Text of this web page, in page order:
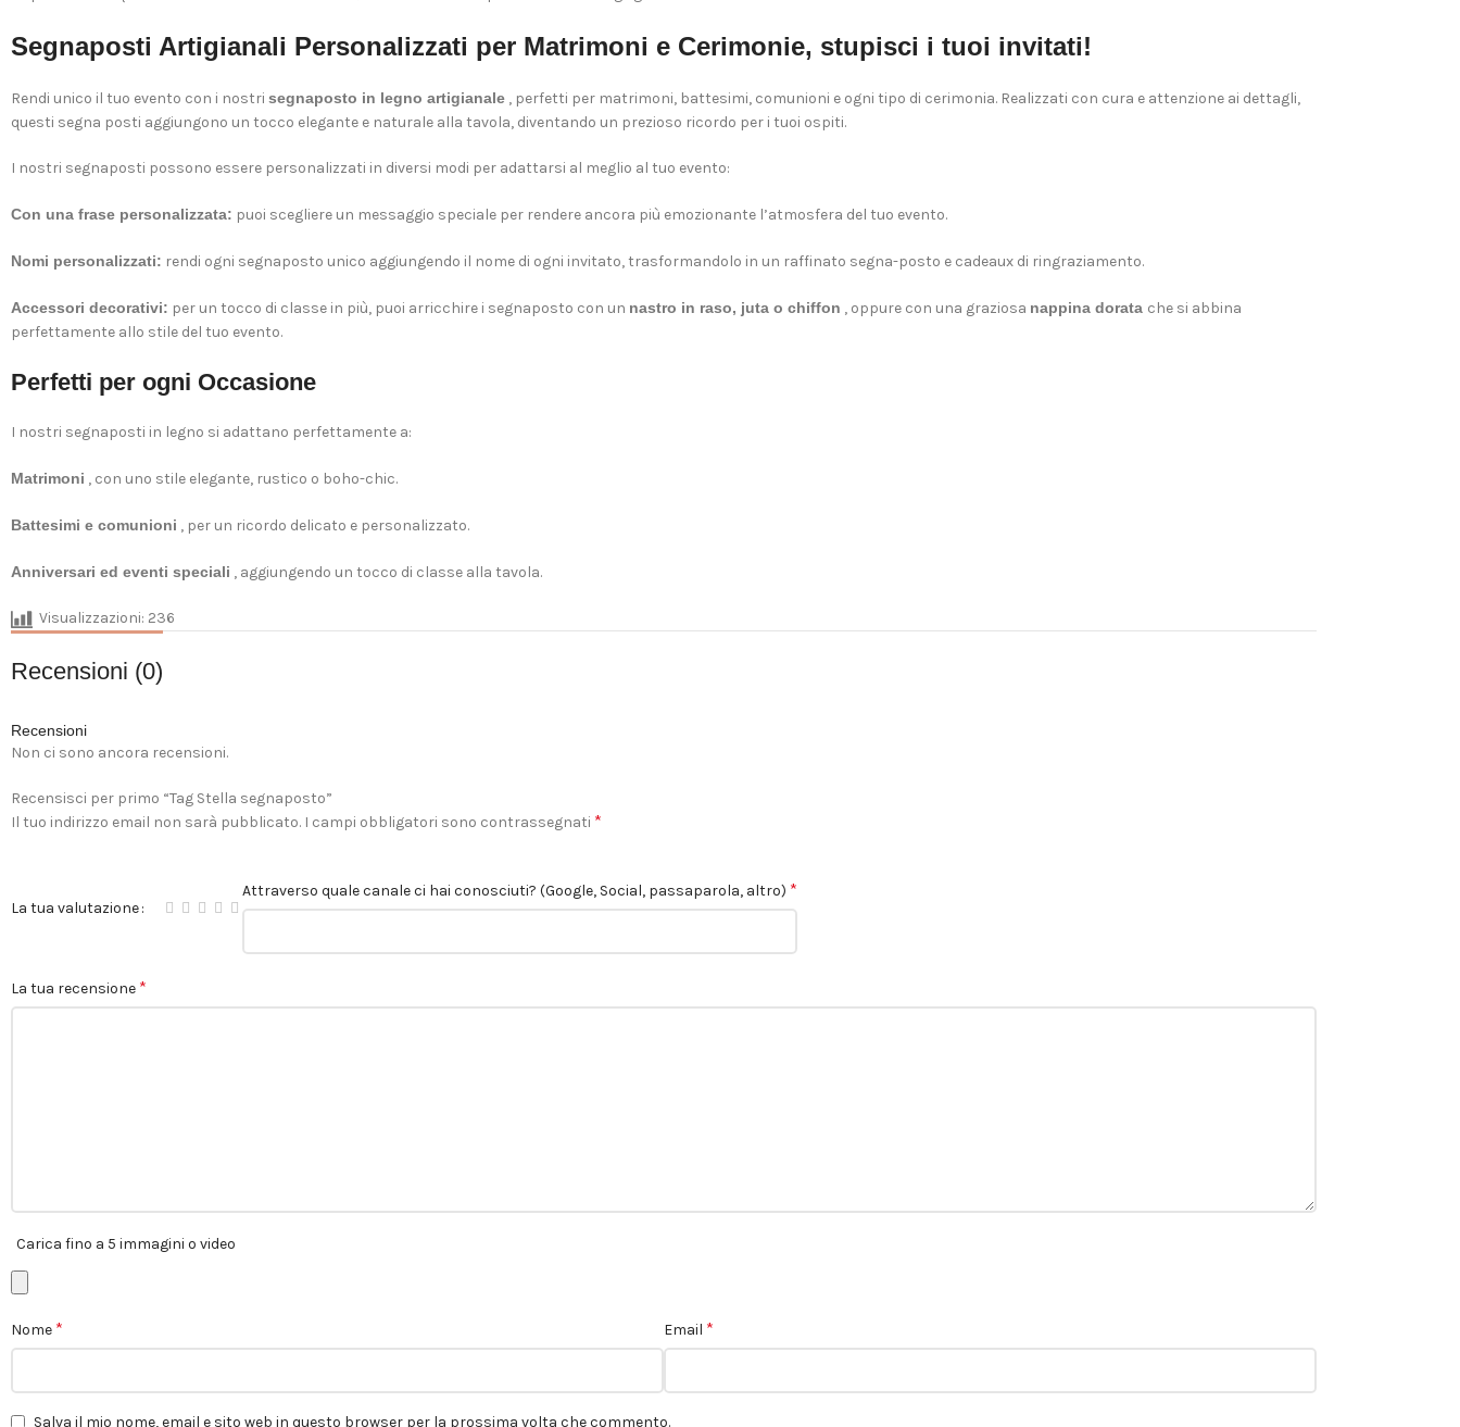
Segnaposti Artigianali Personalizzati per Matrimoni e Cerimonie, stupisci i tuoi invitati!
Rendi unico il tuo evento con i nostri segnaposto in legno artigianale , perfetti per matrimoni, battesimi, comunioni e ogni tipo di cerimonia. Realizzati con cura e attenzione ai dettagli,
questi segna posti aggiungono un tocco elegante e naturale alla tavola, diventando un prezioso ricordo per i tuoi ospiti.
I nostri segnaposti possono essere personalizzati in diversi modi per adattarsi al meglio al tuo evento:
Con una frase personalizzata: puoi scegliere un messaggio speciale per rendere ancora più emozionante l’atmosfera del tuo evento.
Nomi personalizzati: rendi ogni segnaposto unico aggiungendo il nome di ogni invitato, trasformandolo in un raffinato segna-posto e cadeaux di ringraziamento.
Accessori decorativi: per un tocco di classe in più, puoi arricchire i segnaposto con un nastro in raso, juta o chiffon , oppure con una graziosa nappina dorata che si abbina
perfettamente allo stile del tuo evento.
Perfetti per ogni Occasione
I nostri segnaposti in legno si adattano perfettamente a:
Matrimoni , con uno stile elegante, rustico o boho-chic.
Battesimi e comunioni , per un ricordo delicato e personalizzato.
Anniversari ed eventi speciali , aggiungendo un tocco di classe alla tavola.
Visualizzazioni: 236
Recensioni (0)
Recensioni
Non ci sono ancora recensioni.
Recensisci per primo “Tag Stella segnaposto”
Il tuo indirizzo email non sarà pubblicato. I campi obbligatori sono contrassegnati *
La tua valutazione
Attraverso quale canale ci hai conosciuti? (Google, Social, passaparola, altro) *
La tua recensione *
Carica fino a 5 immagini o video
Nome * Email *
Salva il mio nome, email e sito web in questo browser per la prossima volta che commento.